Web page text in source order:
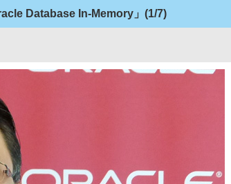
Database In-Memory」 (1/7)